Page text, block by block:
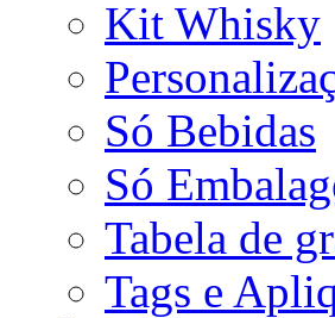
Kit Whisky
Só Bebidas
Só
Tabela de
Tags e